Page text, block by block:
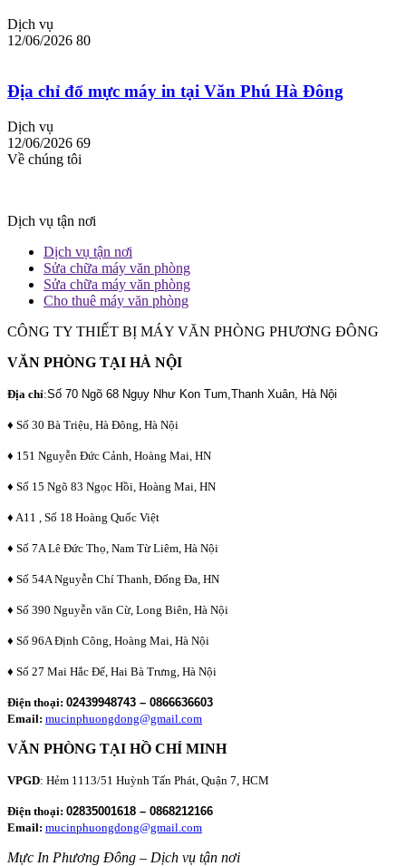
Dịch vụ
12/06/2026 80
Địa chỉ đổ mực máy in tại Văn Phú Hà Đông
Dịch vụ
12/06/2026 69
Về chúng tôi
Dịch vụ tận nơi
Dịch vụ tận nơi
Sửa chữa máy văn phòng
Sửa chữa máy văn phòng
Cho thuê máy văn phòng
CÔNG TY THIẾT BỊ MÁY VĂN PHÒNG PHƯƠNG ĐÔNG
VĂN PHÒNG TẠI HÀ NỘI
Địa chỉ:Số 70 Ngõ 68 Ngụy Như Kon Tum,Thanh Xuân, Hà Nội
♦ Số 30 Bà Triệu, Hà Đông, Hà Nội
♦ 151 Nguyễn Đức Cảnh, Hoàng Mai, HN
♦ Số 15 Ngõ 83 Ngọc Hồi, Hoàng Mai, HN
♦ A11 , Số 18 Hoàng Quốc Việt
♦ Số 7A Lê Đức Thọ, Nam Từ Liêm, Hà Nội
♦ Số 54A Nguyễn Chí Thanh, Đống Đa, HN
♦ Số 390 Nguyễn văn Cừ, Long Biên, Hà Nội
♦ Số 96A Định Công, Hoàng Mai, Hà Nội
♦ Số 27 Mai Hắc Đế, Hai Bà Trưng, Hà Nội
Điện thoại: 02439948743 – 0866636603
Email: mucinphuongdong@gmail.com
VĂN PHÒNG TẠI HỒ CHÍ MINH
VPGD: Hẻm 1113/51 Huỳnh Tấn Phát, Quận 7, HCM
Điện thoại: 02835001618 – 0868212166
Email: mucinphuongdong@gmail.com
Mực In Phương Đông – Dịch vụ tận nơi